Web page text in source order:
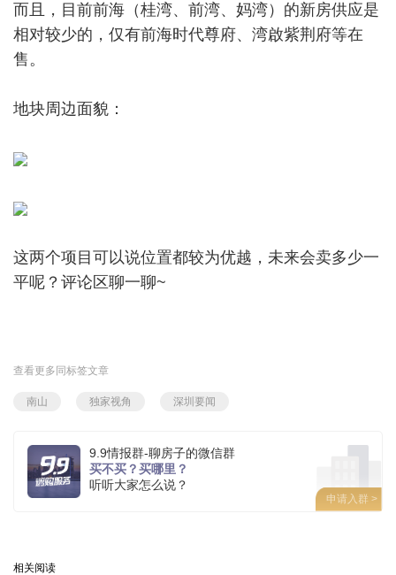
而且，目前前海（桂湾、前湾、妈湾）的新房供应是
相对较少的，仅有前海时代尊府、湾啟紫荆府等在
售。
地块周边面貌：
这两个项目可以说位置都较为优越，未来会卖多少一
平呢？评论区聊一聊~
查看更多同标签文章
南山 独家视角 深圳要闻
9.9情报群-聊房子的微信群
买不买？买哪里？
听听大家怎么说？
申请入群 >
相关阅读